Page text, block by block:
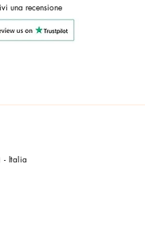
una recensione
Italia